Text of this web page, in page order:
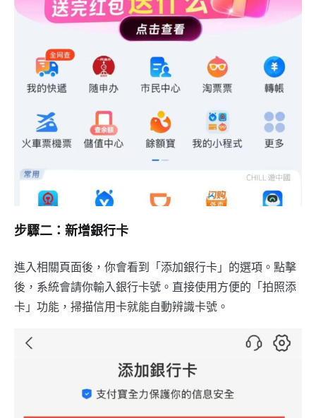
步驟二：新增銀行卡
進入相關頁面後，你會看到「添加銀行卡」的選項。點擊
後，系統會請你輸入銀行卡號。直接使用方便的「拍照添
卡」功能，掃描信用卡就能自動辨識卡號。